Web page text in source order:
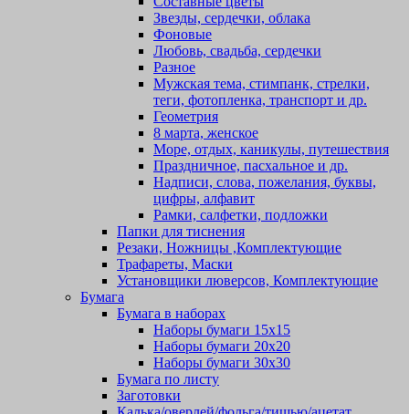
Звезды, сердечки, облака
Фоновые
Любовь, свадьба, сердечки
Разное
Мужская тема, стимпанк, стрелки,
теги, фотопленка, транспорт и др.
Геометрия
8 марта, женское
Море, отдых, каникулы, путешествия
Праздничное, пасхальное и др.
Надписи, слова, пожелания, буквы,
цифры, алфавит
Рамки, салфетки, подложки
Папки для тиснения
Резаки, Ножницы ,Комплектующие
Трафареты, Маски
Установщики люверсов, Комплектующие
Бумага
Бумага в наборах
Наборы бумаги 15х15
Наборы бумаги 20х20
Наборы бумаги 30х30
Бумага по листу
Заготовки